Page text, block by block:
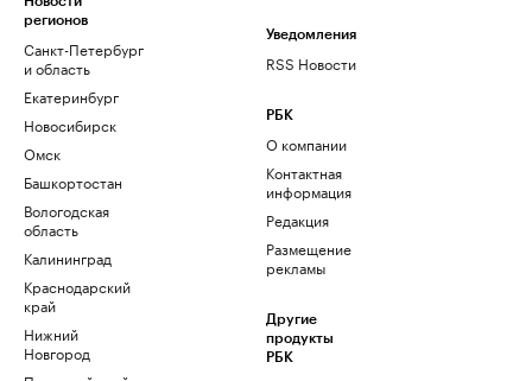
регионов
Санкт-Петербург
и область
Екатеринбург
Новосибирск
Омск
Башкортостан
Вологодская
область
Калининград
Краснодарский
край
Нижний
Новгород
Уведомления
RSS Новости
РБК
О компании
Контактная
информация
Редакция
Размещение
рекламы
Другие
продукты
РБК